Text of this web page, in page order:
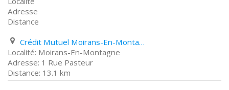
Adresse
Distance
Crédit Mutuel Moirans-En-Montagne 1 Rue Pasteur
Moirans-En-Montagne
1 Rue Pasteur
13.1 km